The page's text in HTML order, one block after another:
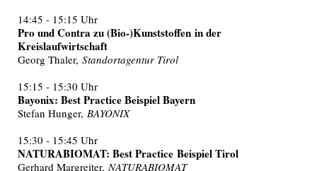
14:45 - 15:15 Uhr
Pro und Contra zu (Bio-)Kunststoffen in der
Kreislaufwirtschaft
Georg Thaler, Standortagentur Tirol
15:15 - 15:30 Uhr
Bayonix: Best Practice Beispiel Bayern
Stefan Hunger, BAYONIX
15:30 - 15:45 Uhr
NATURABIOMAT: Best Practice Beispiel Tirol
Gerhard Margreiter, NATURABIOMAT